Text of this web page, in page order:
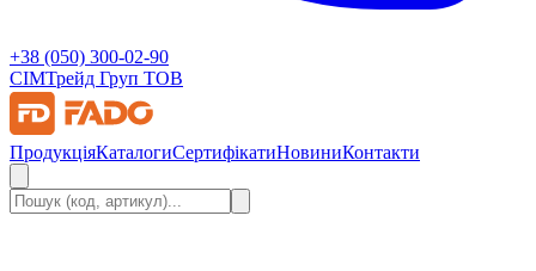
+38 (050) 300-02-90
СІМТрейд Груп ТОВ
ПродукціяКаталогиСертифікатиНовиниКонтакти